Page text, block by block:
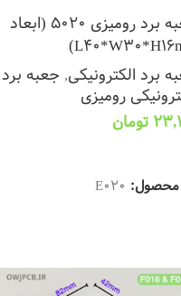
جعبه برد رومیزی 5020 (ابعاد
برد الکترونیکی, جعبه برد
رومیزی
تومان
E020